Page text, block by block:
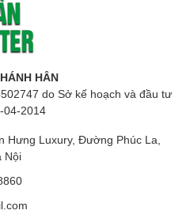
HÂN
do Sở kế hoạch và đầu tư
04-2014
Hưng Luxury, Đường Phúc La,
Nội